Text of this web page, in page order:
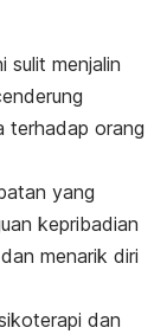
sulit menjalin
terhadap orang
yang
kepribadian
menarik diri
dan